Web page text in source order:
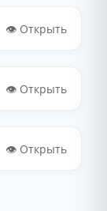
👁️ Открыть
👁️ Открыть
👁️ Открыть